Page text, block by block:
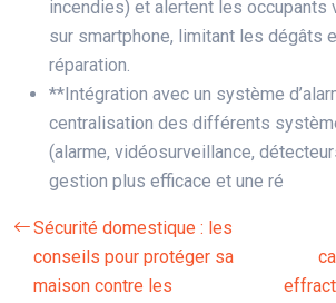
incendies) et alertent les occupants
sur smartphone, limitant les dégâts
réparation.
**Intégration avec un système
centralisation des différents
(alarme, vidéosurveillance,
gestion plus efficace et une ré
Sécurité domestique : les
conseils pour protéger sa
maison contre les